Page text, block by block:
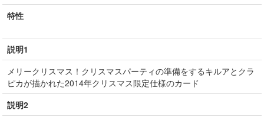
特性
説明1
メリークリスマス！クリスマスパーティの準備をするキルアとクラ
ピカが描かれた2014年クリスマス限定仕様のカード
説明2